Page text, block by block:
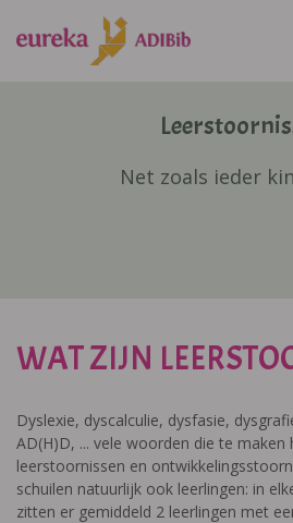
Net zoals ieder
WAT ZIJN
Dyslexie, dyscalculie, dysfasie,
AD(H)D, ... vele woorden die te maken
leerstoornissen en
schuilen natuurlijk ook leerlingen: in
zitten er gemiddeld 2 leerlingen met